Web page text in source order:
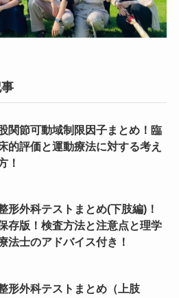
股関節可動域制限因子まとめ！臨
的評価と運動療法に対する考え
！
形外科テストまとめ(下肢編)！
存版！検査方法と注意点と理学
法士のアドバイス付き！
形外科テストまとめ（上肢